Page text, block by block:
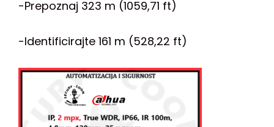
-Prepoznaj 323 m (1059,71 ft)
-Identificirajte 161 m (528,22 ft)